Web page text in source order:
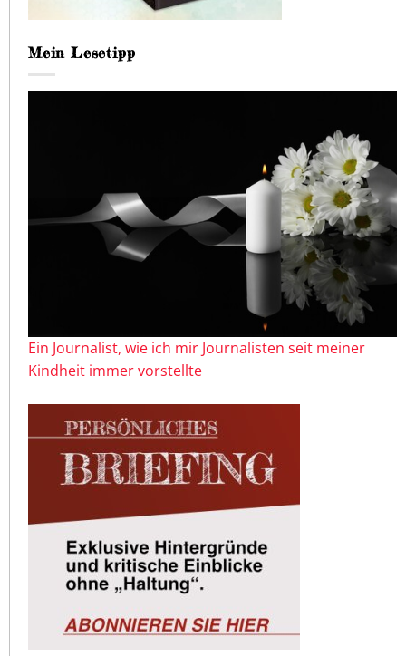
Mein Lesetipp
Ein Journalist, wie ich mir Journalisten seit meiner
Kindheit immer vorstellte